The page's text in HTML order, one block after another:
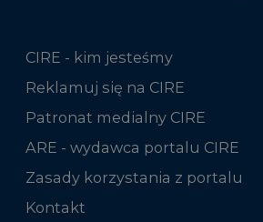
CIRE - kim jesteśmy
Reklamuj się na CIRE
Patronat medialny CIRE
ARE - wydawca portalu CIRE
Zasady korzystania z portalu
Kontakt